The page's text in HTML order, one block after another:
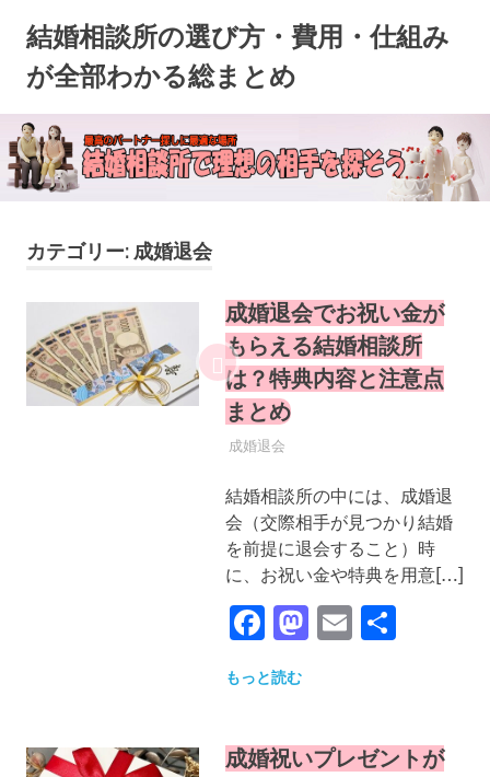
ツ
へ
ス
キ
結婚相談所の選び方・費用・仕組み
が全部わかる総まとめ
カテゴリー: 成婚退会
成婚退会でお祝い金が
もらえる結婚相談所
は？特典内容と注意点
まとめ
2025年10月2日
YYYPRO
成婚退会
結婚相談所の中には、成婚退
会（交際相手が見つかり結婚
を前提に退会すること）時
に、お祝い金や特典を用意[…]
Facebook
Mastodon
Email
共
もっと読む
成婚祝いプレゼントが